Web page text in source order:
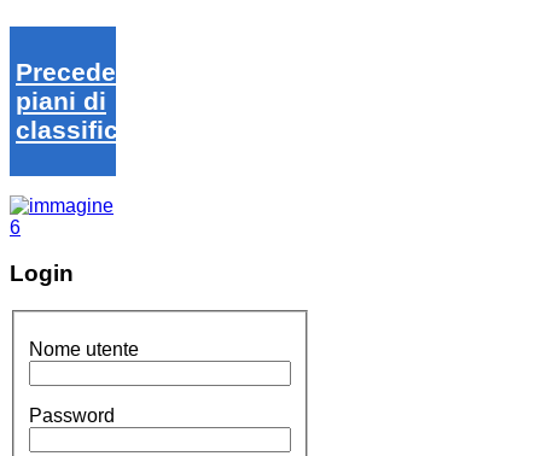
Precedenti
piani di
classifica
Login
Nome utente
Password